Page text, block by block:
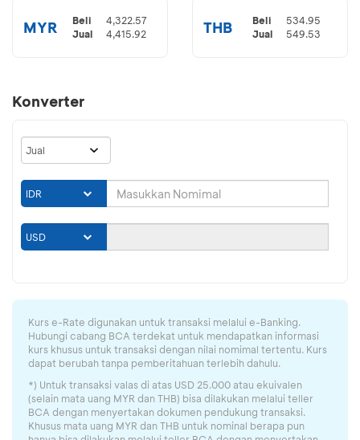
MYR Beli
4,322.57
Jual
4,415.92 THB Beli
534.95
Jual
549.53
Konverter
Kurs e-Rate digunakan untuk transaksi melalui e-Banking.
Hubungi cabang BCA terdekat untuk mendapatkan informasi
kurs khusus untuk transaksi dengan nilai nomimal tertentu. Kurs
dapat berubah tanpa pemberitahuan terlebih dahulu.
*) Untuk transaksi valas di atas USD 25.000 atau ekuivalen
(selain mata uang MYR dan THB) bisa dilakukan melalui teller
BCA dengan menyertakan dokumen pendukung transaksi.
Khusus mata uang MYR dan THB untuk nominal berapa pun